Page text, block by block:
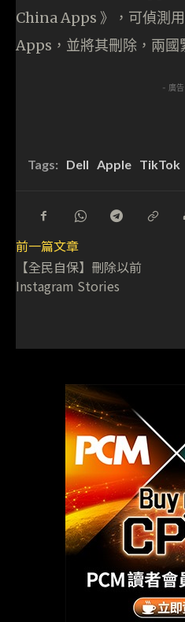
China Apps 》，可偵測
Apps，並將其刪除，兩國
- 廣
Tags: Dell Apple TikTok
前一篇文章
【全民自保】刪除以前
Instagram Stories